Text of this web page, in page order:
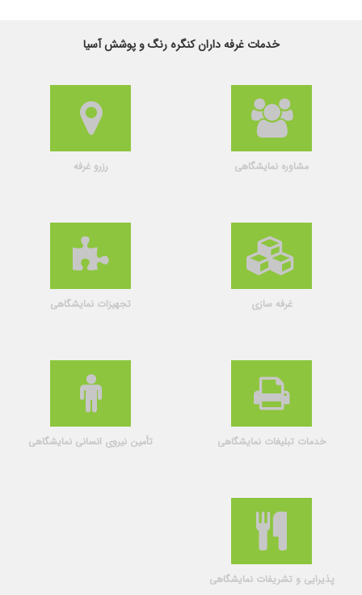
خدمات غرفه داران کنگره رنگ و پوشش آسیا
مشاوره نمایشگاهی رزرو غرفه
غرفه سازی تجهیزات نمایشگاهی
خدمات تبلیغات نمایشگاهی تأمین نیروی انسانی نمایشگاهی
پذیرایی و تشریفات نمایشگاهی